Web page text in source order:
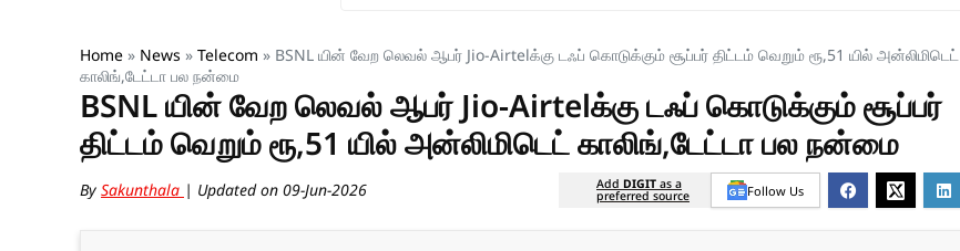
Home » News » Telecom » BSNL யின் வேற லெவல் ஆபர் Jio-Airtelக்கு டஃப் கொடுக்கும் சூப்பர் திட்டம் வெறும் ரூ,51 யில் அன்லிமிடெட்
காலிங்,டேட்டா பல நன்மை
BSNL யின் வேற லெவல் ஆபர் Jio-Airtelக்கு டஃப் கொடுக்கும் சூப்பர்
திட்டம் வெறும் ரூ,51 யில் அன்லிமிடெட் காலிங்,டேட்டா பல நன்மை
By Sakunthala | Updated on 09-Jun-2026 Add DIGIT as a
preferred source Follow Us